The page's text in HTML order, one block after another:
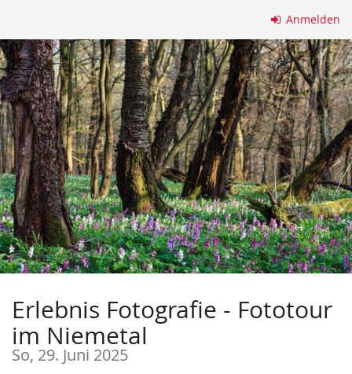
Inhalt
springen
Anmelden
Erlebnis Fotografie - Fototour
im Niemetal
So, 29. Juni 2025